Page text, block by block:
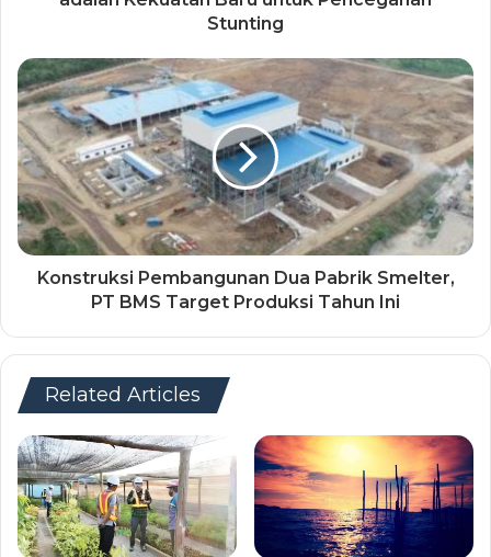
Stunting
Konstruksi Pembangunan Dua Pabrik Smelter,
PT BMS Target Produksi Tahun Ini
Related Articles